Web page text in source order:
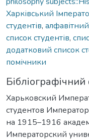
Харківський
студентів,
список студентів,
додатковий список
помічники
Харьковский
студентов
на 1915–1916
Императорский